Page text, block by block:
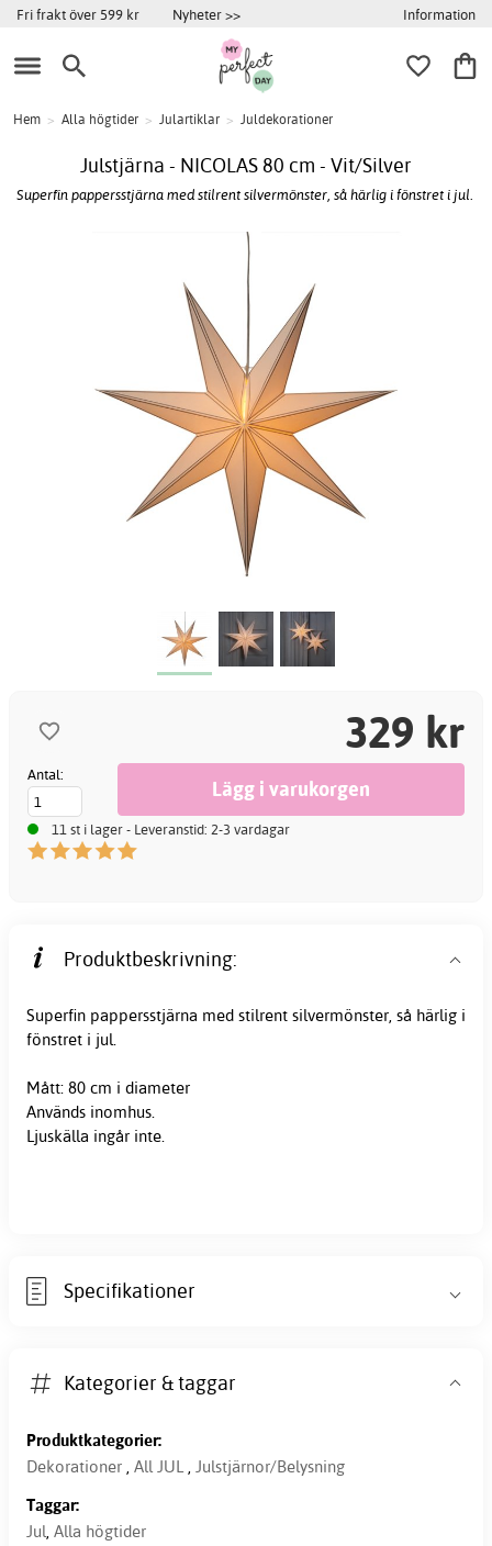
Fri frakt över 599 kr Nyheter >> Information
Hem > Alla högtider > Julartiklar > Juldekorationer
Julstjärna - NICOLAS 80 cm - Vit/Silver
Superfin pappersstjärna med stilrent silvermönster, så härlig i fönstret i jul.
329 kr
Antal:
11 st i lager - Leveranstid: 2-3 vardagar
Produktbeskrivning:
Superfin pappersstjärna med stilrent silvermönster, så härlig i
fönstret i jul.
Mått: 80 cm i diameter
Används inomhus.
Ljuskälla ingår inte.
Specifikationer
Kategorier & taggar
Produktkategorier:
Dekorationer , All JUL , Julstjärnor/Belysning
Taggar:
Jul, Alla högtider